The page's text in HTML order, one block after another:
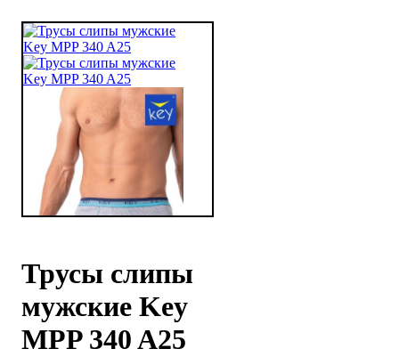
Трусы слипы
мужские Key
MPP 340 A25